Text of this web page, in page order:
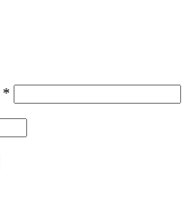
*